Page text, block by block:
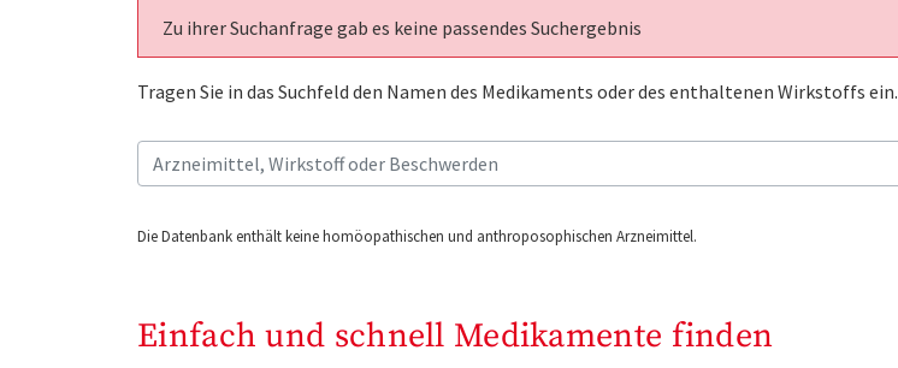
Zu ihrer Suchanfrage gab es keine passendes Suchergebnis
Tragen Sie in das Suchfeld den Namen des Medikaments oder des enthaltenen Wirkstoffs ein.
Die Datenbank enthält keine homöopathischen und anthroposophischen Arzneimittel.
Einfach und schnell Medikamente finden